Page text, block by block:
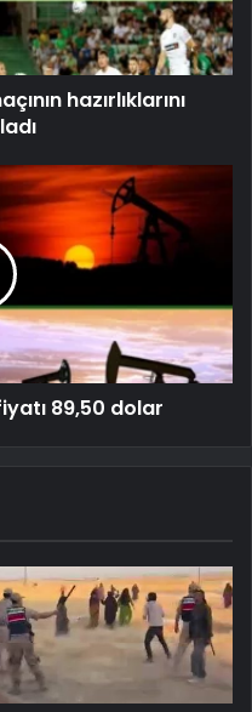
hazırlıklarını
89,50 dolar